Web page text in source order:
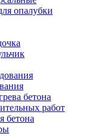
опалубки
бетона
работ
бетона